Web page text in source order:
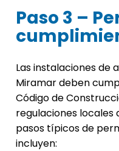
Paso 3 –
Las instalaciones de
Miramar deben
Código de
regulaciones locales
pasos típicos de
incluyen: